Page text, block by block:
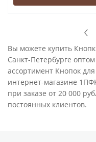
Вы можете купить
Санкт-Петербурге
ассортимент Кнопок
интернет-магазине
при заказе от 20 000
постоянных клиентов.